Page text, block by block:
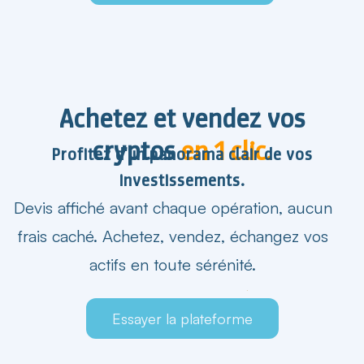
Achetez et vendez vos
cryptosen 1 clic.
Profitez d'un panorama clair de vos
investissements.
Devis affiché avant chaque opération, aucun
frais caché. Achetez, vendez, échangez vos
actifs en toute sérénité.
Essayer la plateforme